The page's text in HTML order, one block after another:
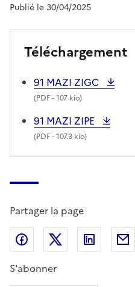
Publié le 30/04/2025
Téléchargement
91 MAZI ZIGC
(PDF- 107 kio)
91 MAZI ZIPE
(PDF- 107.3 kio)
Partager la page
Partager sur Facebook
Partager sur
S'abonner